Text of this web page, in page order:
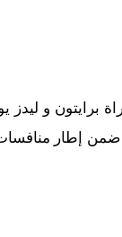
و ليدز
ضمن إطار